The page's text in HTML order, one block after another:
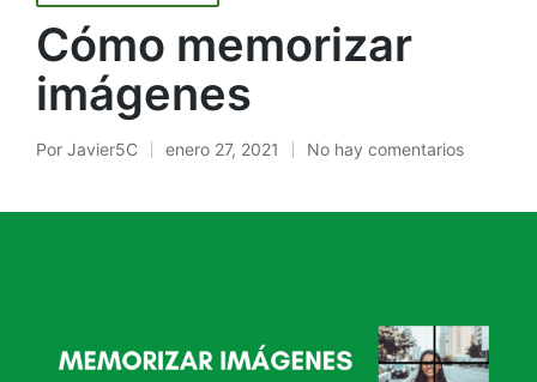
Cómo memorizar
imágenes
Por Javier5C enero 27, 2021 No hay comentarios